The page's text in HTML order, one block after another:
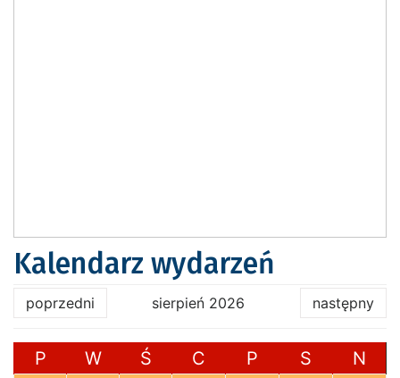
Kalendarz wydarzeń
poprzedni sierpień 2026 następny
P W Ś C P S N